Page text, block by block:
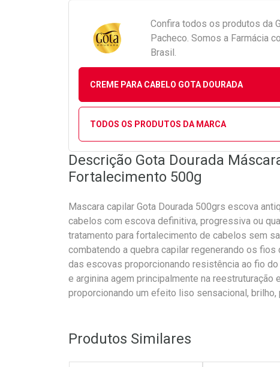
Confira todos os produtos da
Pacheco. Somos a Farmácia
Brasil.
CREME PARA CABELO GOTA DOURADA
TODOS OS PRODUTOS DA MARCA
Descrição Gota Dourada
Fortalecimento 500g
Mascara capilar Gota Dourada 500grs escova
cabelos com escova definitiva, progressiva ou
tratamento para fortalecimento de cabelos sem
combatendo a quebra capilar regenerando os
das escovas proporcionando resistência ao fio
e arginina agem principalmente na
proporcionando um efeito liso sensacional,
Produtos Similares